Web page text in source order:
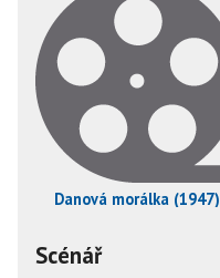
Danová morálka (1947)
Scénář